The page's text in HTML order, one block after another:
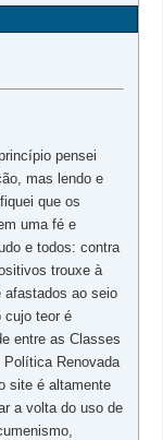
pensei
mas lendo e
que os
uma fé e
e todos: contra
trouxe à
ao seio
cujo teor é
entre as Classes
Renovada
site é altamente
a volta do uso de